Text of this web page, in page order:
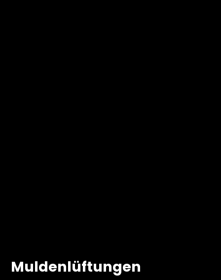
Muldenlüftungen